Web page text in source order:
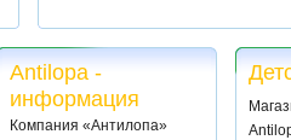
Antilopa -
информация
Компания «Антилопа»